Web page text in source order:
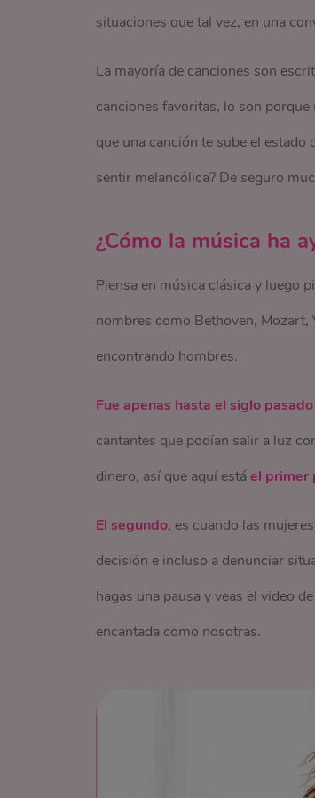
situaciones que tal vez, en una
La mayoría de canciones son
canciones favoritas, lo son
que una canción te sube el
sentir melancólica? De seguro
¿Cómo la música ha
Piensa en música clásica y luego
nombres como Bethoven,
encontrando hombres.
Fue apenas hasta el siglo
cantantes que podían salir a luz
dinero, así que aquí está el primer
El segundo, es cuando las
decisión e incluso a denunciar
hagas una pausa y veas el video
encantada como nosotras.